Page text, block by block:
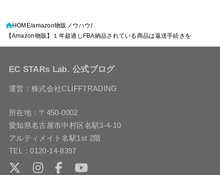
HOME amazon物販ノウハウ
【Amazon物販】１年超過しFBA納品されている商品は返送手続きを
EC STARs Lab. 公式ブログ
運営：株式会社CLIFFTRADING
所在地：〒450-0002
愛知県名古屋市中村区名駅3-4-10
アルティメイト名駅1st 2階
TEL：0120-14-8397